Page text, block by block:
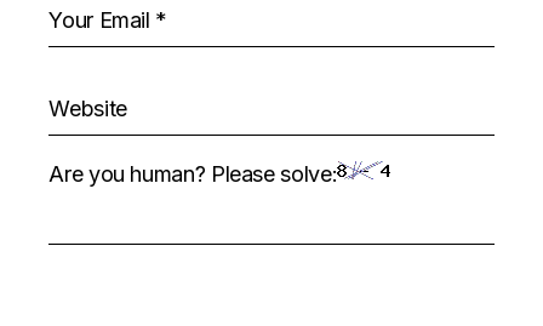
Are you human? Please solve: